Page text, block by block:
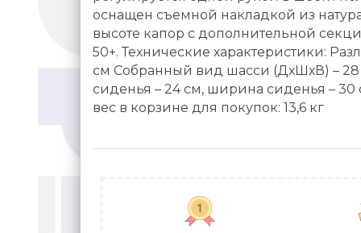
оснащен съемной накладкой из
высоте капор с дополнительной
50+. Технические характеристики:
см Собранный вид шасси (ДхШхВ) – 28
сиденья – 24 см, ширина сиденья –
вес в корзине для покупок: 13,6 кг